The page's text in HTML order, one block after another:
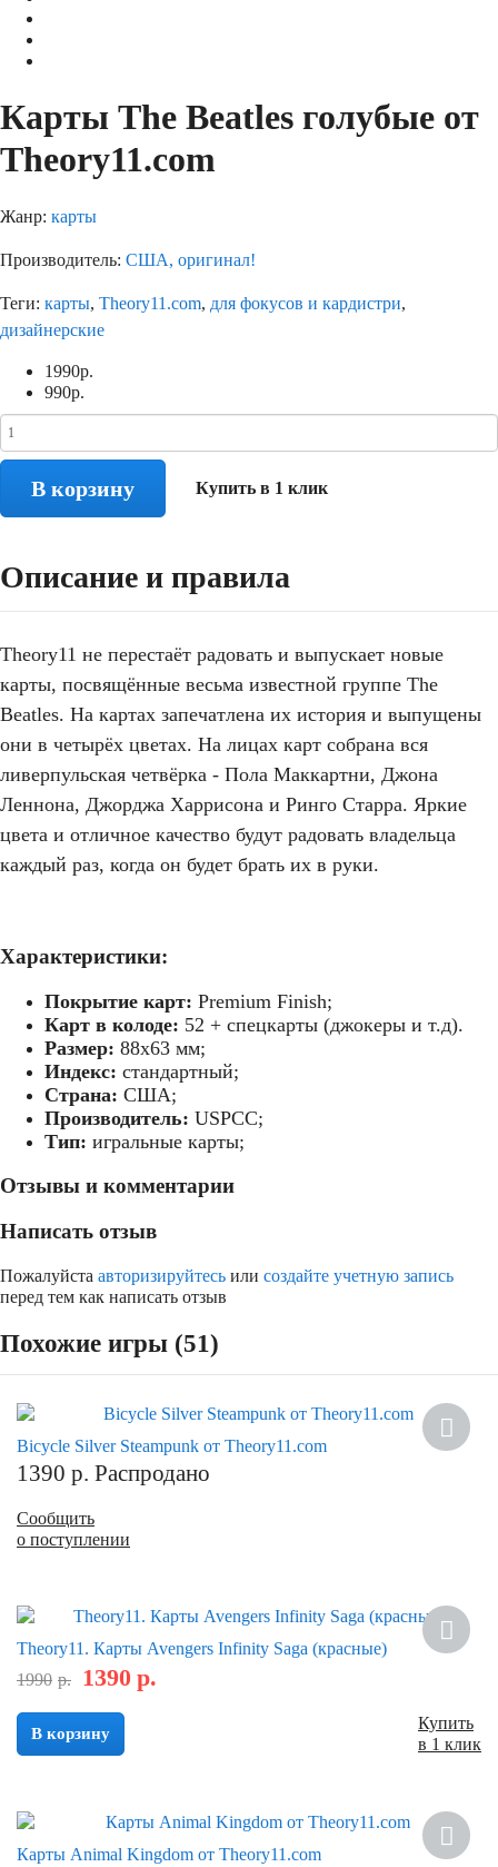
Карты The Beatles голубые от
Theory11.com
Жанр: карты
Производитель: США, оригинал!
Теги: карты, Theory11.com, для фокусов и кардистри,
дизайнерские
1990р.
990р.
В корзину Купить в 1 клик
Описание и правила
Theory11 не перестаёт радовать и выпускает новые
карты, посвящённые весьма известной группе The
Beatles. На картах запечатлена их история и выпущены
они в четырёх цветах. На лицах карт собрана вся
ливерпульская четвёрка - Пола Маккартни, Джона
Леннона, Джорджа Харрисона и Ринго Старра. Яркие
цвета и отличное качество будут радовать владельца
каждый раз, когда он будет брать их в руки.
Характеристики:
Покрытие карт: Premium Finish;
Карт в колоде: 52 + спецкарты (джокеры и т.д).
Размер: 88х63 мм;
Индекс: стандартный;
Страна: США;
Производитель: USPCC;
Тип: игральные карты;
Отзывы и комментарии
Написать отзыв
Пожалуйста авторизируйтесь или создайте учетную запись
перед тем как написать отзыв
Похожие игры (51)
Bicycle Silver Steampunk от Theory11.com
1390 р. Распродано
Сообщить
о поступлении
Theory11. Карты Avengers Infinity Saga (красные)
1990 р. 1390 р.
В корзину
Купить
в 1 клик
Карты Animal Kingdom от Theory11.com